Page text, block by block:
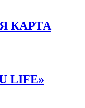
КАРТА
LIFE»